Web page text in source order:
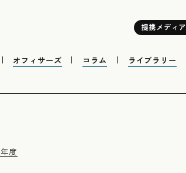
提携メディア
オフィサーズ コラム ライブラリー
度